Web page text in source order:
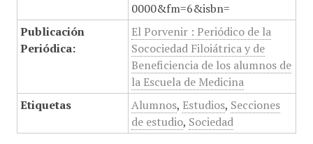
0000&fm=6&isbn=
Publicación
Periódica:
El Porvenir : Periódico de la
Socociedad Filoiátrica y de
Beneficiencia de los alumnos de
la Escuela de Medicina
Etiquetas
Alumnos, Estudios, Secciones
de estudio, Sociedad